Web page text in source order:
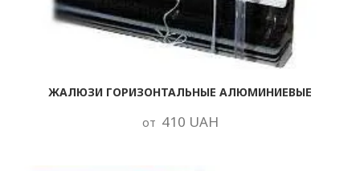
ЖАЛЮЗИ ГОРИЗОНТАЛЬНЫЕ АЛЮМИНИЕВЫЕ
от 410 UAH